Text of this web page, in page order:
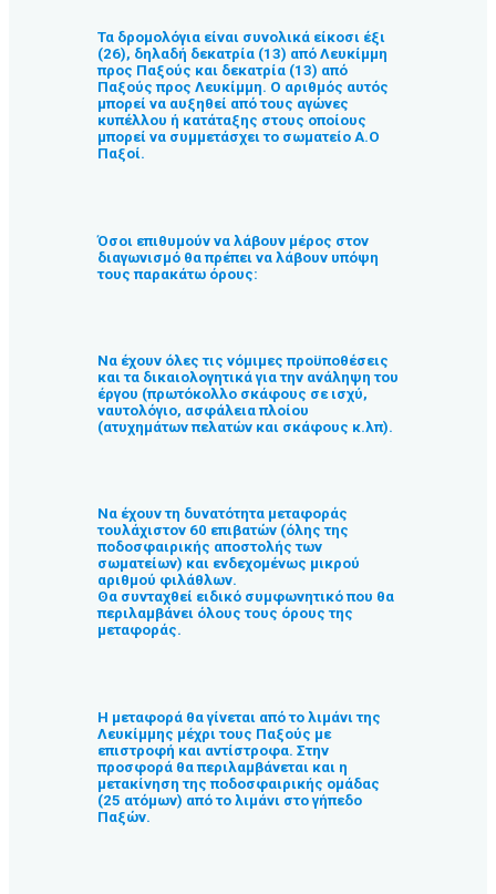
Τα δρομολόγια είναι συνολικά είκοσι έξι
(26), δηλαδή δεκατρία (13) από Λευκίμμη
προς Παξούς και δεκατρία (13) από
Παξούς προς Λευκίμμη. Ο αριθμός αυτός
μπορεί να αυξηθεί από τους αγώνες
κυπέλλου ή κατάταξης στους οποίους
μπορεί να συμμετάσχει το σωματείο Α.Ο
Παξοί.
Όσοι επιθυμούν να λάβουν μέρος στον
διαγωνισμό θα πρέπει να λάβουν υπόψη
τους παρακάτω όρους:
Να έχουν όλες τις νόμιμες προϋποθέσεις
και τα δικαιολογητικά για την ανάληψη του
έργου (πρωτόκολλο σκάφους σε ισχύ,
ναυτολόγιο, ασφάλεια πλοίου
(ατυχημάτων πελατών και σκάφους κ.λπ).
Να έχουν τη δυνατότητα μεταφοράς
τουλάχιστον 60 επιβατών (όλης της
ποδοσφαιρικής αποστολής των
σωματείων) και ενδεχομένως μικρού
αριθμού φιλάθλων.
Θα συνταχθεί ειδικό συμφωνητικό που θα
περιλαμβάνει όλους τους όρους της
μεταφοράς.
Η μεταφορά θα γίνεται από το λιμάνι της
Λευκίμμης μέχρι τους Παξούς με
επιστροφή και αντίστροφα. Στην
προσφορά θα περιλαμβάνεται και η
μετακίνηση της ποδοσφαιρικής ομάδας
(25 ατόμων) από το λιμάνι στο γήπεδο
Παξών.